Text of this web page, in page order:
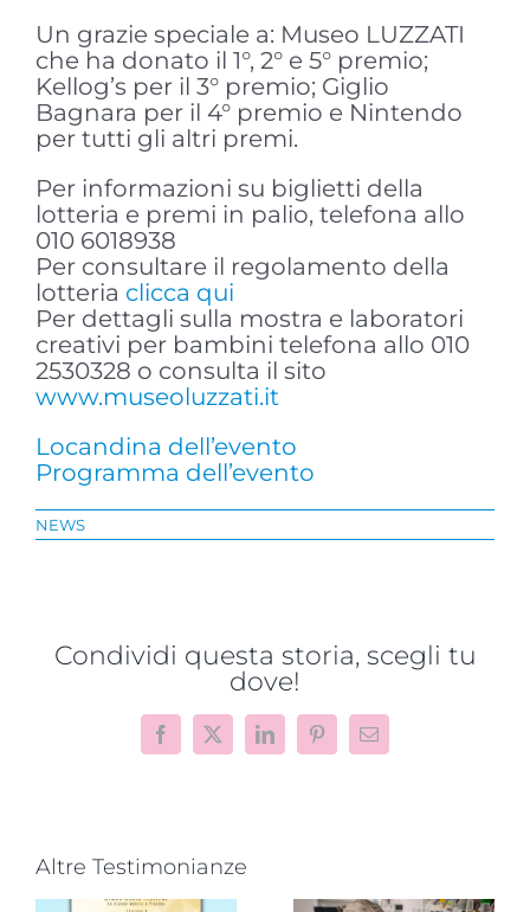
Un grazie speciale a: Museo LUZZATI
che ha donato il 1°, 2° e 5° premio;
Kellog’s per il 3° premio; Giglio
Bagnara per il 4° premio e Nintendo
per tutti gli altri premi.
Per informazioni su biglietti della
lotteria e premi in palio, telefona allo
010 6018938
Per consultare il regolamento della
lotteria clicca qui
Per dettagli sulla mostra e laboratori
creativi per bambini telefona allo 010
2530328 o consulta il sito
www.museoluzzati.it
Locandina dell’evento
Programma dell’evento
NEWS
Condividi questa storia, scegli tu
dove!
Facebook
X LinkedInPinterestEmail
Altre Testimonianze